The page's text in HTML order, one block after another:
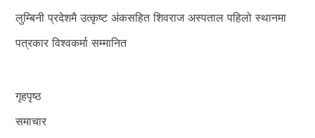
लुम्बिनी प्रदेशमै उत्कृष्ट अंकसहित शिवराज अस्पताल पहिलो स्थानमा
पत्रकार विश्वकर्मा सम्मानित
गृहपृष्ठ
समाचार